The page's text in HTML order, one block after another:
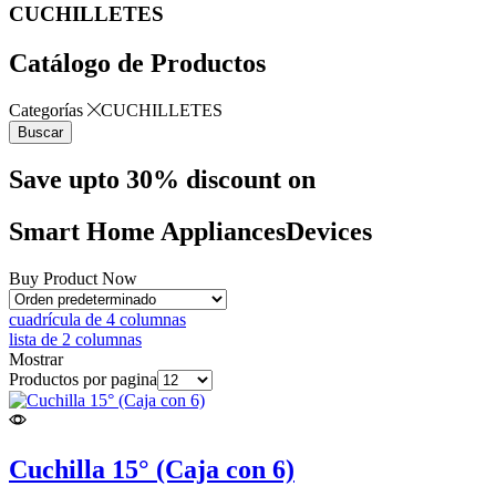
CUCHILLETES
Catálogo de Productos
Categorías CUCHILLETES
Buscar
Save upto 30% discount on
Smart Home AppliancesDevices
Buy Product Now
cuadrícula de 4 columnas
lista de 2 columnas
Mostrar
Productos por pagina
Cuchilla 15° (Caja con 6)